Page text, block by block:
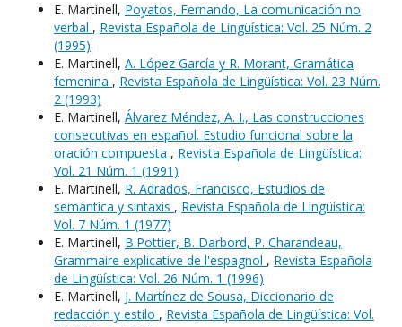
E. Martinell, Poyatos, Fernando, La comunicación no
verbal , Revista Española de Lingüística: Vol. 25 Núm. 2
(1995)
E. Martinell, A. López García y R. Morant, Gramática
femenina , Revista Española de Lingüística: Vol. 23 Núm.
2 (1993)
E. Martinell, Álvarez Méndez, A. I., Las construcciones
consecutivas en español. Estudio funcional sobre la
oración compuesta , Revista Española de Lingüística:
Vol. 21 Núm. 1 (1991)
E. Martinell, R. Adrados, Francisco, Estudios de
semántica y sintaxis , Revista Española de Lingüística:
Vol. 7 Núm. 1 (1977)
E. Martinell, B.Pottier, B. Darbord, P. Charandeau,
Grammaire explicative de l'espagnol , Revista Española
de Lingüística: Vol. 26 Núm. 1 (1996)
E. Martinell, J. Martínez de Sousa, Diccionario de
redacción y estilo , Revista Española de Lingüística: Vol.